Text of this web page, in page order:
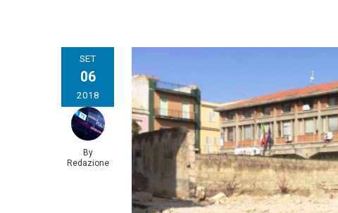
SET
06
2018
By
Redazione